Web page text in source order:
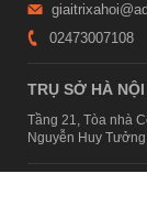
02473007108
TRỤ SỞ HÀ NỘI
Tầng 21, Tòa nhà
Nguyễn Huy